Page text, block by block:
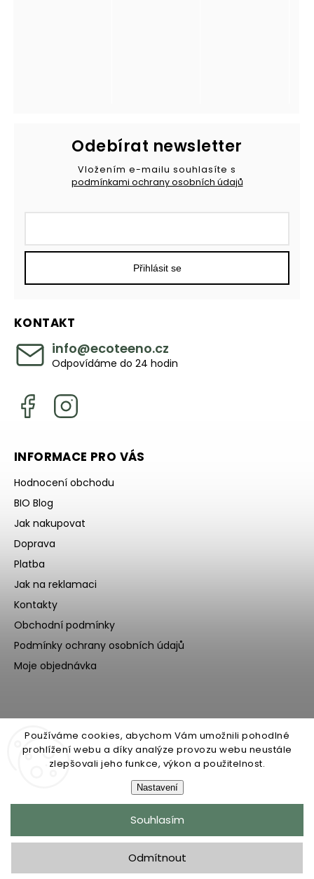
Používáme cookies, abychom Vám umožnili pohodlné
prohlížení webu a díky analýze provozu webu neustále
zlepšovali jeho funkce, výkon a použitelnost.
Nastavení
Odmítnout
Souhlasím
KONTAKT
info@ecoteeno.cz
Odpovídáme do 24 hodin
Odebírat newsletter
Vložením e-mailu souhlasíte s
podmínkami ochrany osobních údajů
Přihlásit se
INFORMACE PRO VÁS
Hodnocení obchodu
BIO Blog
Jak nakupovat
Doprava
Platba
Jak na reklamaci
Kontakty
Obchodní podmínky
Podmínky ochrany osobních údajů
Moje objednávka
Ecoteeno. Všechna práva vyhrazena.
Grafický návrh vytvořil a nakódoval
Upravila digitální agentura